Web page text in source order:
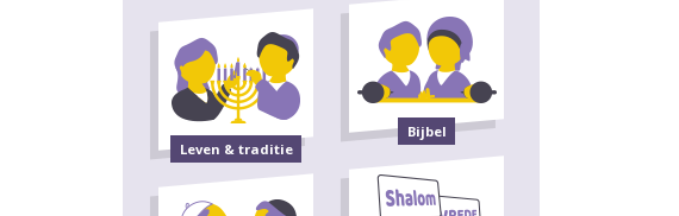
Leven & traditie
Bijbel